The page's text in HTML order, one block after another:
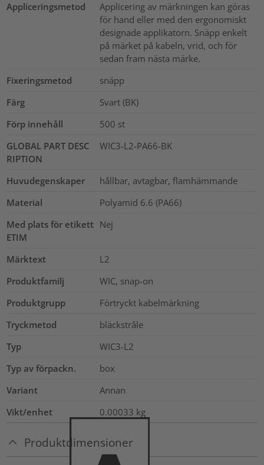
Appliceringsmetod
Applicering av märkningen kan göras
för hand eller med den ergonomiskt
designade applikatorn. Snäpp enkelt
på märket på kabeln, vrid, och för
sedan fram nästa märke.
Fixeringsmetod
snäpp
Färg
Svart (BK)
Förp innehåll
500 st
GLOBAL PART DESC
RIPTION
WIC3-L2-PA66-BK
Huvudegenskaper
hållbar, avtagbar, flamhämmande
Material
Polyamid 6.6 (PA66)
Med plats för etikett
ETIM
Nej
Märktext
L2
Produktfamilj
WIC, snap-on
Produktgrupp
Förtryckt kabelmärkning
Tryckmetod
bläckstråle
Typ
WIC3-L2
Typ av förpackn.
box
Variant
Annan
Vikt/enhet
0.00033 kg
Produktdimensioner